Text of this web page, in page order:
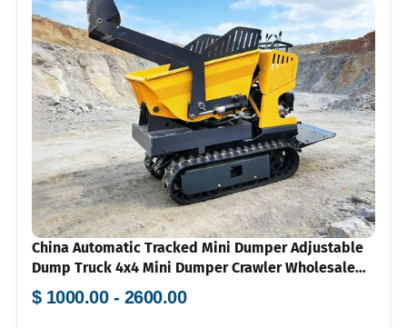
China Automatic Tracked Mini Dumper Adjustable
Dump Truck 4x4 Mini Dumper Crawler Wholesale
High Efficiency Mini Dumper 500kg
$ 1000.00 - 2600.00